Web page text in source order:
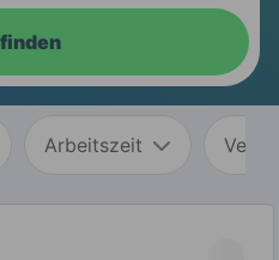
Arbeitszeit